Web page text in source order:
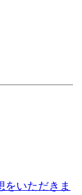
をいただきま